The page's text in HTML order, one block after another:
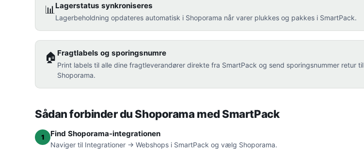
📊 Lagerstatus synkroniseres
Lagerbeholdning opdateres automatisk i Shoporama når varer plukkes og pakkes i SmartPack.
🏠 Fragtlabels og sporingsnumre
Print labels til alle dine fragtleverandører direkte fra SmartPack og send sporingsnummer retur til
Shoporama.
Sådan forbinder du Shoporama med SmartPack
1 Find Shoporama-integrationen
Naviger til Integrationer → Webshops i SmartPack og vælg Shoporama.